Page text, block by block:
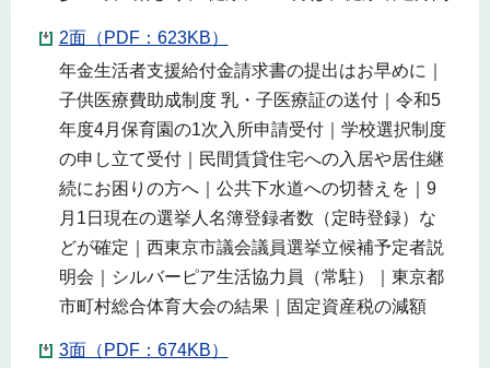
2面（PDF：623KB）
年金生活者支援給付金請求書の提出はお早めに｜
子供医療費助成制度 乳・子医療証の送付｜令和5
年度4月保育園の1次入所申請受付｜学校選択制度
の申し立て受付｜民間賃貸住宅への入居や居住継
続にお困りの方へ｜公共下水道への切替えを｜9
月1日現在の選挙人名簿登録者数（定時登録）な
どが確定｜西東京市議会議員選挙立候補予定者説
明会｜シルバーピア生活協力員（常駐）｜東京都
市町村総合体育大会の結果｜固定資産税の減額
3面（PDF：674KB）